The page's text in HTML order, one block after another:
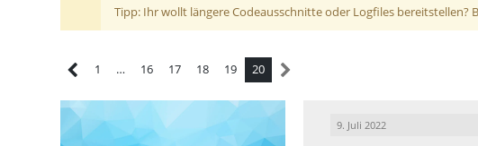
Tipp: Ihr wollt längere Codeausschnitte oder Logfiles bereitstellen?
1 … 16 17 18 19 20
9. Juli 2022